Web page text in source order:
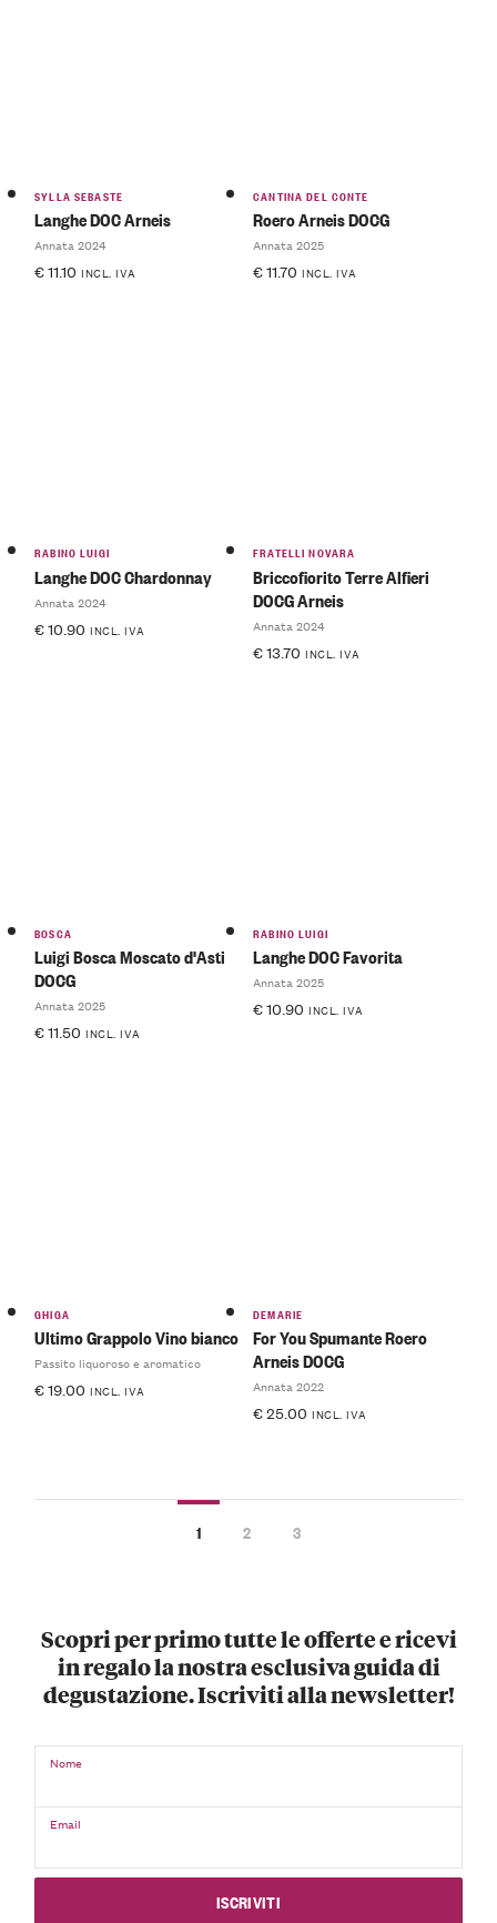
SYLLA SEBASTE
Langhe DOC Arneis
Annata 2024
€11.10 INCL. IVA
CANTINA DEL CONTE
Roero Arneis DOCG
Annata 2025
€11.70 INCL. IVA
RABINO LUIGI
Langhe DOC Chardonnay
Annata 2024
€10.90 INCL. IVA
FRATELLI NOVARA
Briccofiorito Terre Alfieri
DOCG Arneis
Annata 2024
€13.70 INCL. IVA
BOSCA
Luigi Bosca Moscato d'Asti
DOCG
Annata 2025
€11.50 INCL. IVA
RABINO LUIGI
Langhe DOC Favorita
Annata 2025
€10.90 INCL. IVA
GHIGA
Ultimo Grappolo Vino bianco
Passito liquoroso e aromatico
€19.00 INCL. IVA
DEMARIE
For You Spumante Roero
Arneis DOCG
Annata 2022
€25.00 INCL. IVA
1 2 3
Scopri per primo tutte le offerte e ricevi
in regalo la nostra esclusiva guida di
degustazione. Iscriviti alla newsletter!
Nome
Email